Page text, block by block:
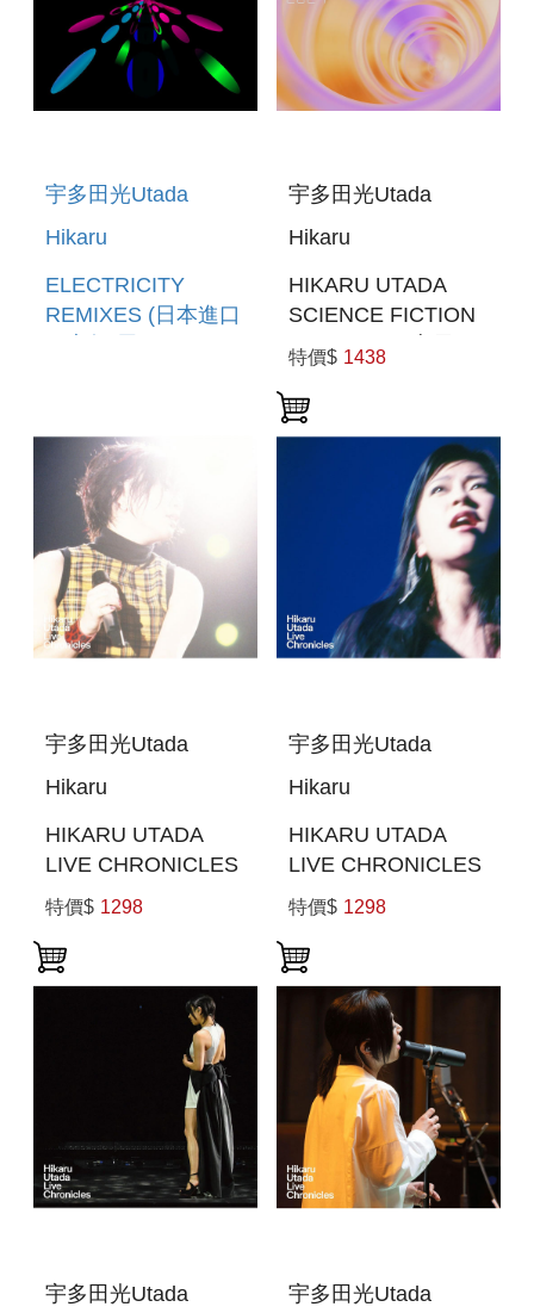
宇多田光Utada
Hikaru
ELECTRICITY
REMIXES (日本進口
宇多田光Utada
Hikaru
HIKARU UTADA
SCIENCE FICTION
TOUR 2024(索尼進
特價$ 1438
宇多田光Utada
Hikaru
HIKARU UTADA
LIVE CHRONICLES
BOHEMIAN
SUMMER 2000 (日
本進口版((BLU-
RAY))
特價$ 1298
宇多田光Utada
Hikaru
HIKARU UTADA
LIVE CHRONICLES
IN BUDOKAN 2004
(日本進口版(BLU-
RAY))
特價$ 1298
宇多田光Utada
宇多田光Utada